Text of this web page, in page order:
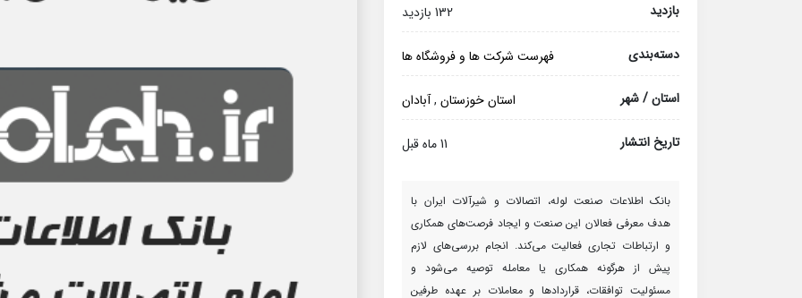
بازدید 132 بازدید
دسته‌بندی فهرست شرکت ها و فروشگاه ها
استان / شهر استان خوزستان ,آبادان
تاریخ انتشار 11 ماه قبل
بانک اطلاعات صنعت لوله، اتصالات و شیرآلات ایران با
هدف معرفی فعالان این صنعت و ایجاد فرصت‌های همکاری
و ارتباطات تجاری فعالیت می‌کند. انجام بررسی‌های لازم
پیش از هرگونه همکاری یا معامله توصیه می‌شود و
مسئولیت توافقات، قراردادها و معاملات بر عهده طرفین